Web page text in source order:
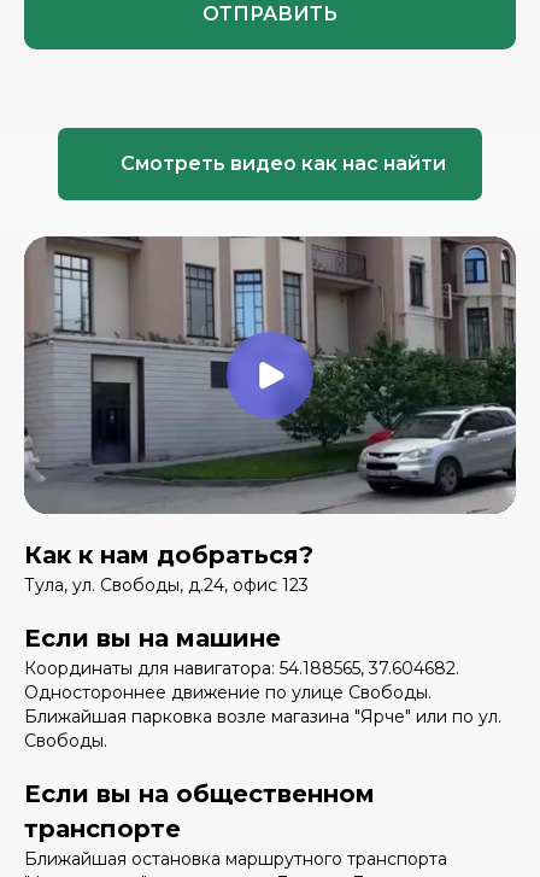
ОТПРАВИТЬ
Смотреть видео как нас найти
Как к нам добраться?
Тула, ул. Свободы, д.24, офис 123
Если вы на машине
Координаты для навигатора: 54.188565, 37.604682.
Одностороннее движение по улице Свободы.
Ближайшая парковка возле магазина "Ярче" или по ул.
Свободы.
Если вы на общественном
транспорте
Ближайшая остановка маршрутного транспорта